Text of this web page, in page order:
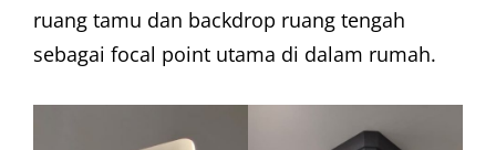
ruang tamu dan backdrop ruang tengah
sebagai focal point utama di dalam rumah.